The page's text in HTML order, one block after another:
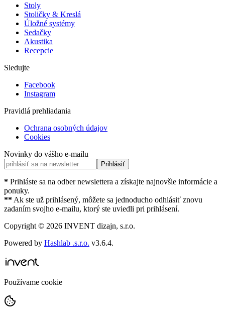
Stoly
Stoličky & Kreslá
Úložné systémy
Sedačky
Akustika
Recepcie
Sledujte
Facebook
Instagram
Pravidlá prehliadania
Ochrana osobných údajov
Cookies
Novinky do vášho e-mailu
Prihlásiť
* Prihláste sa na odber newslettera a získajte najnovšie informácie a
ponuky.
** Ak ste už prihlásený, môžete sa jednoducho odhlásiť znovu
zadaním svojho e-mailu, ktorý ste uviedli pri prihlásení.
Copyright © 2026 INVENT dizajn, s.r.o.
Powered by Hashlab .s.r.o. v3.6.4.
Používame cookie